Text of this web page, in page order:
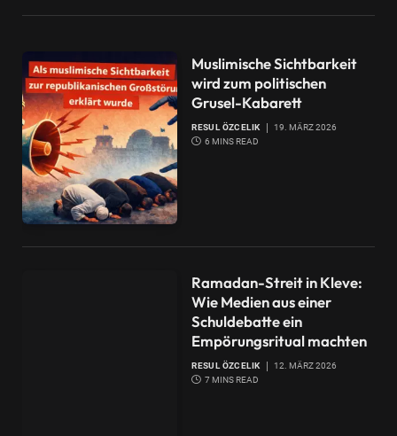
Muslimische Sichtbarkeit
wird zum politischen
Grusel-Kabarett
RESUL ÖZCELIK
19. MÄRZ 2026
6 MINS READ
Ramadan-Streit in Kleve:
Wie Medien aus einer
Schuldebatte ein
Empörungsritual machten
RESUL ÖZCELIK
12. MÄRZ 2026
7 MINS READ